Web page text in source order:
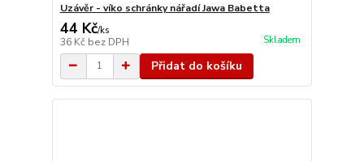
Uzávěr - víko schránky nářadí Jawa Babetta
44 Kč/ks
36 Kč bez DPH Skladem
Přidat do košíku